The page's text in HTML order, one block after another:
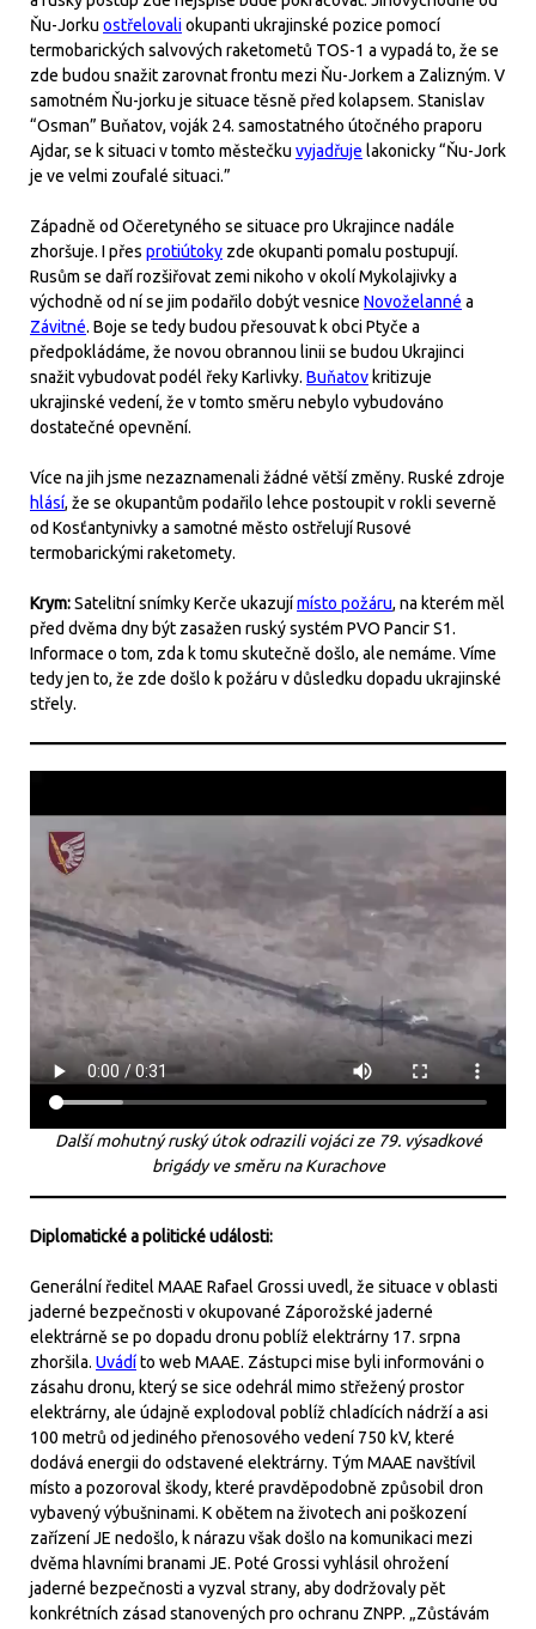
Ňu-Jorku ostřelovaliokupanti ukrajinské pozice pomocí
termobarických salvových raketometů TOS-1 a vypadá to, že se
zde budou snažit zarovnat frontu mezi Ňu-Jorkem a Zalizným. V
samotném Ňu-jorku je situace těsně před kolapsem. Stanislav
“Osman” Buňatov, voják 24. samostatného útočného praporu
Ajdar, se k situaci v tomto městečku vyjadřuje lakonicky “Ňu-Jork
je ve velmi zoufalé situaci.”
Západně od Očeretyného se situace pro Ukrajince nadále
zhoršuje. I přes protiútoky zde okupanti pomalu postupují.
Rusům se daří rozšiřovat zemi nikoho v okolí Mykolajivky a
východně od ní se jim podařilo dobýt vesnice Novoželanné a
Závitné. Boje se tedy budou přesouvat k obci Ptyče a
předpokládáme, že novou obrannou linii se budou Ukrajinci
snažit vybudovat podél řeky Karlivky. Buňatov kritizuje
ukrajinské vedení, že v tomto směru nebylo vybudováno
dostatečné opevnění.
Více na jih jsme nezaznamenali žádné větší změny. Ruské zdroje
hlásí, že se okupantům podařilo lehce postoupit v rokli severně
od Kosťantynivky a samotné město ostřelují Rusové
termobarickými raketomety.
Krym:Satelitní snímky Kerče ukazujímísto požáru, na kterém měl
před dvěma dny být zasažen ruský systém PVO Pancir S1.
Informace o tom, zda k tomu skutečně došlo, ale nemáme. Víme
tedy jen to, že zde došlo k požáru v důsledku dopadu ukrajinské
střely.
Další mohutný ruský útok odrazili vojáci ze 79. výsadkové
brigády ve směru na Kurachove
Diplomatické a politické události:
Generální ředitel MAAE Rafael Grossi uvedl, že situace v oblasti
jaderné bezpečnosti v okupované Záporožské jaderné
elektrárně se po dopadu dronu poblíž elektrárny 17. srpna
zhoršila. Uvádíto web MAAE. Zástupci mise byli informováni o
zásahu dronu, který se sice odehrál mimo střežený prostor
elektrárny, ale údajně explodoval poblíž chladících nádrží a asi
100 metrů od jediného přenosového vedení 750 kV, které
dodává energii do odstavené elektrárny. Tým MAAE navštívil
místo a pozoroval škody, které pravděpodobně způsobil dron
vybavený výbušninami. K obětem na životech ani poškození
zařízení JE nedošlo, k nárazu však došlo na komunikaci mezi
dvěma hlavními branami JE. Poté Grossi vyhlásil ohrožení
jaderné bezpečnosti a vyzval strany, aby dodržovaly pět
konkrétních zásad stanovených pro ochranu ZNPP. „Zůstávám